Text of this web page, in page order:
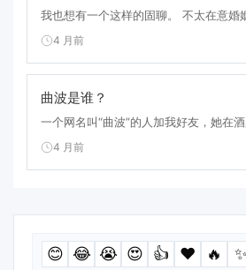
我也想有一个这样的固聊。 不太在意婚
4 月前
曲波是谁？
一个网名叫“曲波”的人加我好友，她在
4 月前
😊 😂 😭 😍 👍 ❤️ 🔥 ✨